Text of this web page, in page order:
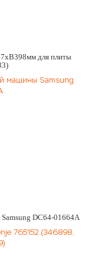
для плиты
DC64-01664A